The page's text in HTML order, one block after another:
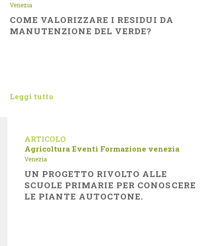
Venezia
COME VALORIZZARE I RESIDUI DA
MANUTENZIONE DEL VERDE?
Leggi tutto
ARTICOLO
Agricoltura Eventi Formazione venezia
Venezia
UN PROGETTO RIVOLTO ALLE
SCUOLE PRIMARIE PER CONOSCERE
LE PIANTE AUTOCTONE.